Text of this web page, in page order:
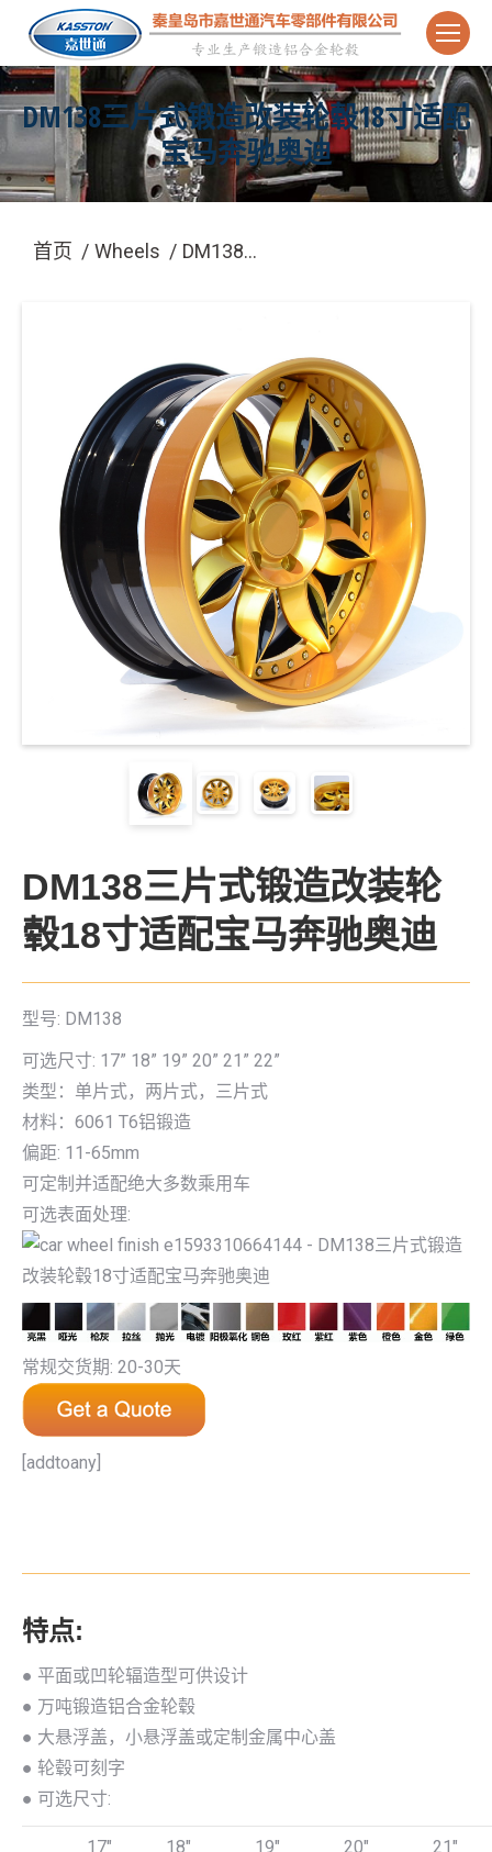
DM138三片式锻造改装轮毂18寸适配
宝马奔驰奥迪
您在这里：
首页 Wheels DM138…
DM138三片式锻造改装轮
毂18寸适配宝马奔驰奥迪
型号: DM138
可选尺寸: 17” 18” 19” 20” 21” 22”
类型：单片式，两片式，三片式
材料：6061 T6铝锻造
偏距: 11-65mm
可定制并适配绝大多数乘用车
可选表面处理:
常规交货期: 20-30天
[addtoany]
特点:
● 平面或凹轮辐造型可供设计
● 万吨锻造铝合金轮毂
● 大悬浮盖，小悬浮盖或定制金属中心盖
● 轮毂可刻字
● 可选尺寸:
17″ 18″ 19″ 20″ 21″